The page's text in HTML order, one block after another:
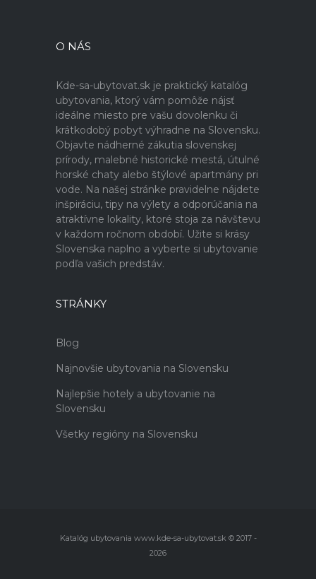
O NÁS
Kde-sa-ubytovat.sk je praktický katalóg
ubytovania, ktorý vám pomôže nájsť
ideálne miesto pre vašu dovolenku či
krátkodobý pobyt výhradne na Slovensku.
Objavte nádherné zákutia slovenskej
prírody, malebné historické mestá, útulné
horské chaty alebo štýlové apartmány pri
vode. Na našej stránke pravidelne nájdete
inšpiráciu, tipy na výlety a odporúčania na
atraktívne lokality, ktoré stoja za návštevu
v každom ročnom období. Užite si krásy
Slovenska naplno a vyberte si ubytovanie
podľa vašich predstáv.
STRÁNKY
Blog
Najnovšie ubytovania na Slovensku
Najlepšie hotely a ubytovanie na
Slovensku
Všetky regióny na Slovensku
Katalóg ubytovania www.kde-sa-ubytovat.sk © 2017 -
2026